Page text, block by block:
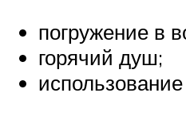
погружение в
горячий душ;